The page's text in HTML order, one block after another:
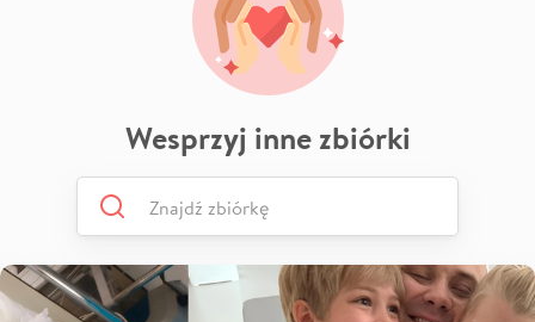
Wesprzyj inne zbiórki